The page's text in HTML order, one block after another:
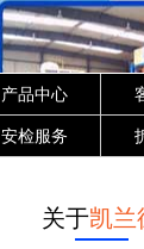
产品中心
安检服务
关于凯兰